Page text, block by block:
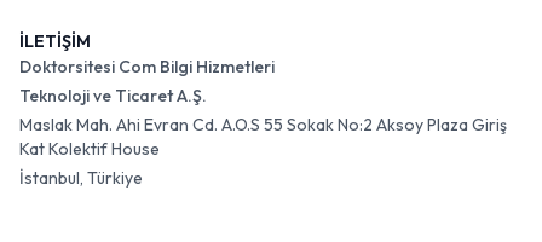
İLETİŞİM
Doktorsitesi Com Bilgi Hizmetleri
Teknoloji ve Ticaret A.Ş.
Maslak Mah. Ahi Evran Cd. A.O.S 55 Sokak No:2 Aksoy Plaza Giriş
Kat Kolektif House
İstanbul, Türkiye